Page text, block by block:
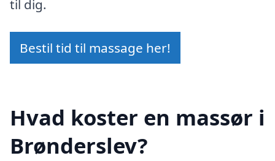
til dig.
Bestil tid til massage her!
Hvad koster en massør i
Brønderslev?